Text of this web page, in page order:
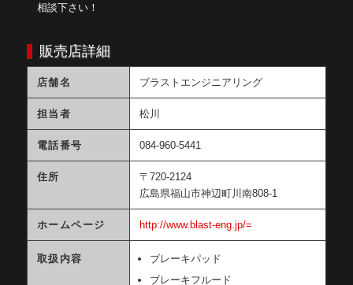
相談下さい！
販売店詳細
店舗名 ブラストエンジニアリング
担当者 松川
電話番号 084-960-5441
住所
〒720-2124
広島県福山市神辺町川南808-1
ホームページ http://www.blast-eng.jp/=
取扱内容
ブレーキパッド
ブレーキフルード